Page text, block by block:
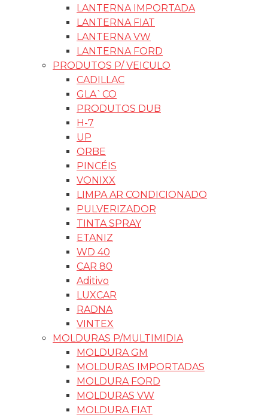
LANTERNA IMPORTADA
LANTERNA FIAT
LANTERNA VW
LANTERNA FORD
PRODUTOS P/ VEICULO
CADILLAC
GLA`CO
PRODUTOS DUB
H-7
UP
ORBE
PINCÉIS
VONIXX
LIMPA AR CONDICIONADO
PULVERIZADOR
TINTA SPRAY
ETANIZ
WD 40
CAR 80
Aditivo
LUXCAR
RADNA
VINTEX
MOLDURAS P/MULTIMIDIA
MOLDURA GM
MOLDURAS IMPORTADAS
MOLDURA FORD
MOLDURAS VW
MOLDURA FIAT